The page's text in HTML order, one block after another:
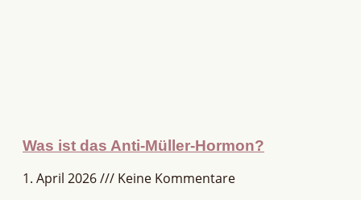
Was ist das Anti-Müller-Hormon?
1. April 2026
Keine Kommentare